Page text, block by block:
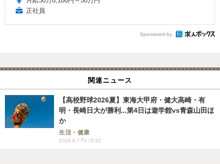
正社員
Sponsored by
関連ニュース
【高校野球2026夏】東海大甲府・健大高崎・有
明・長崎日大が勝利...第4日は遊学館vs青森山田ほ
か
生活・健康
2026.8.7 Fri 15:52